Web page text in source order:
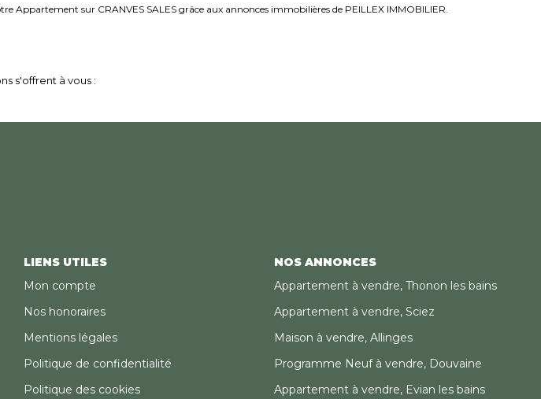
Appartement sur CRANVES SALES grâce aux annonces immobilières de PEILLEX IMMOBILIER.
s'offrent à vous :
LIENS UTILES
Mon compte
Nos honoraires
Mentions légales
Politique de confidentialité
Politique des cookies
NOS ANNONCES
Appartement à vendre, Thonon les bains
Appartement à vendre, Sciez
Maison à vendre, Allinges
Programme Neuf à vendre, Douvaine
Appartement à vendre, Evian les bains